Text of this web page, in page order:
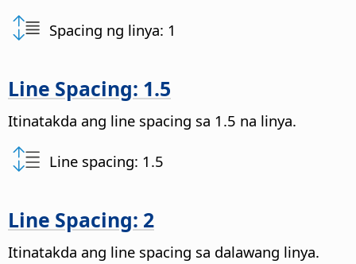
Spacing ng linya: 1
Line Spacing: 1.5
Itinatakda ang line spacing sa 1.5 na linya.
Line spacing: 1.5
Line Spacing: 2
Itinatakda ang line spacing sa dalawang linya.